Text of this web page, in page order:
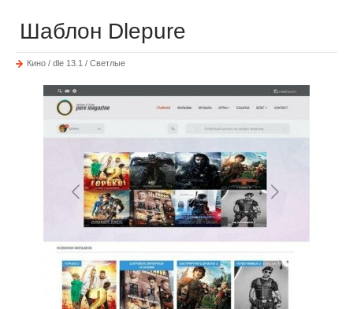
Шаблон Dlepure
Кино / dle 13.1 / Светлые